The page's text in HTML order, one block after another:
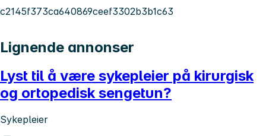
c2145f373ca640869ceef3302b3b1c63
Lignende annonser
Lyst til å være sykepleier på kirurgisk
og ortopedisk sengetun?
Sykepleier